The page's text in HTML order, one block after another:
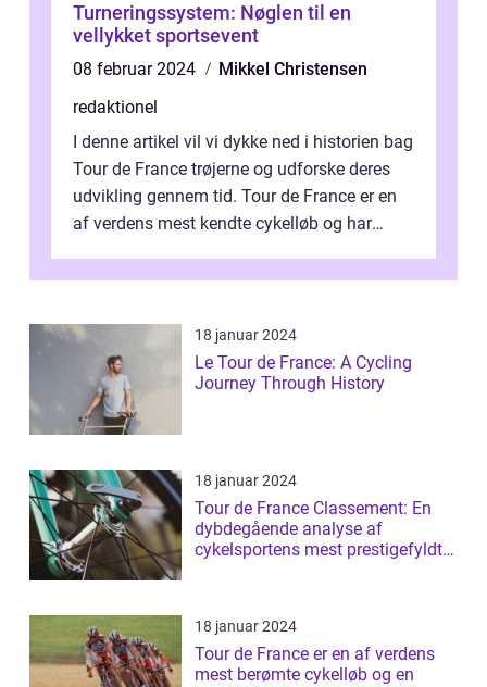
Turneringssystem: Nøglen til en
vellykket sportsevent
08 februar 2024
Mikkel Christensen
redaktionel
I denne artikel vil vi dykke ned i historien bag
Tour de France trøjerne og udforske deres
udvikling gennem tid. Tour de France er en
af verdens mest kendte cykelløb og har
18 januar 2024
Le Tour de France: A Cycling
Journey Through History
18 januar 2024
Tour de France Classement: En
dybdegående analyse af
cykelsportens mest prestigefyldte
18 januar 2024
Tour de France er en af verdens
mest berømte cykelløb og en